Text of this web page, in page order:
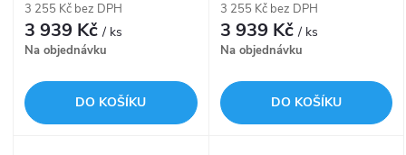
o
d
o
d
3 255 Kč bez DPH
3 939 Kč/ ks
Na objednávku
DO KOŠÍKU
3 255 Kč bez DPH
3 939 Kč/ ks
Na objednávku
DO KOŠÍKU